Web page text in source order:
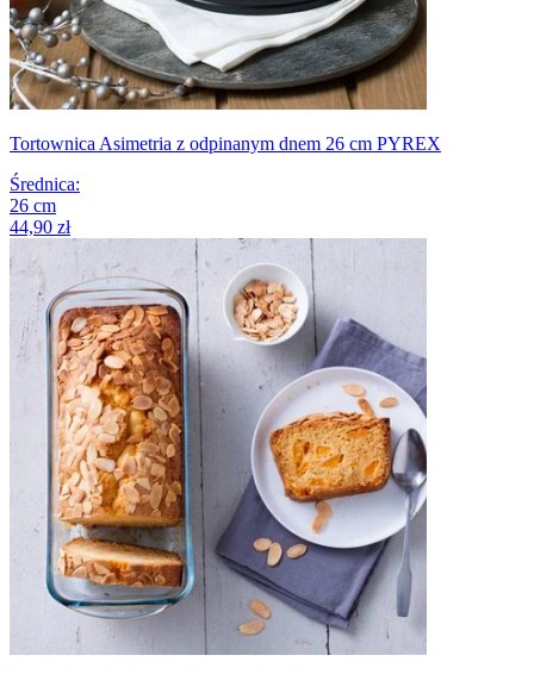
Tortownica Asimetria z odpinanym dnem 26 cm PYREX
Średnica:
26 cm
44,90 zł